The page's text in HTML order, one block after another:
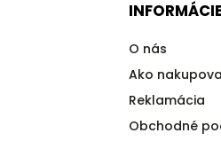
O nás
Ako
Reklamácia
Obchodné